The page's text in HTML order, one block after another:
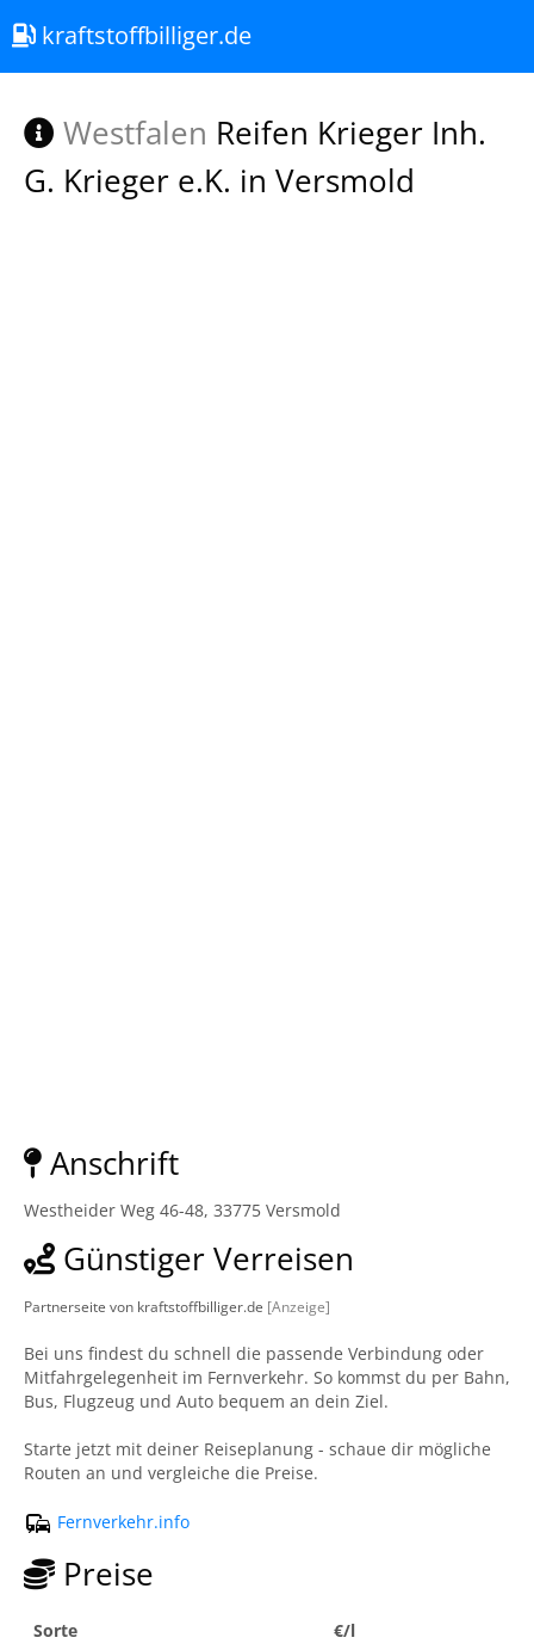
kraftstoffbilliger.de
Westfalen Reifen Krieger Inh.
G. Krieger e.K. in Versmold
Anschrift
Westheider Weg 46-48, 33775 Versmold
Günstiger Verreisen
Partnerseite von kraftstoffbilliger.de [Anzeige]
Bei uns findest du schnell die passende Verbindung oder
Mitfahrgelegenheit im Fernverkehr. So kommst du per Bahn,
Bus, Flugzeug und Auto bequem an dein Ziel.
Starte jetzt mit deiner Reiseplanung - schaue dir mögliche
Routen an und vergleiche die Preise.
Fernverkehr.info
Preise
Sorte
€/l